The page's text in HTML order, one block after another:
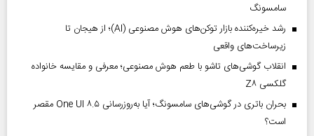
سامسونگ
رشد خیره‌کننده بازار توکن‌های هوش مصنوعی (AI)؛ از هیجان تا
زیرساخت‌های واقعی
انقلاب گوشی‌های تاشو‌ با طعم هوش مصنوعی؛ معرفی و مقایسه خانواده
گلکسی Z۸
بحران باتری در گوشی‌های سامسونگ؛ آیا به‌روزرسانی One UI ۸.۵ مقصر
است؟